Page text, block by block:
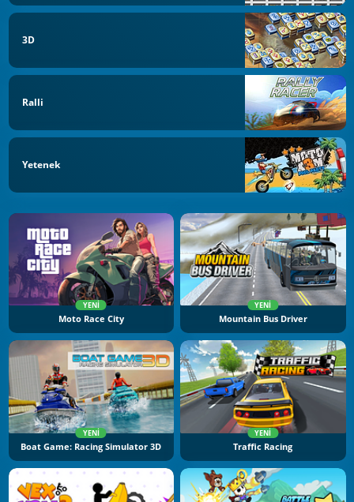
3D
Ralli
Yetenek
YENI
Moto Race City
YENI
Mountain Bus Driver
YENI
Boat Game: Racing Simulator 3D
YENI
Traffic Racing